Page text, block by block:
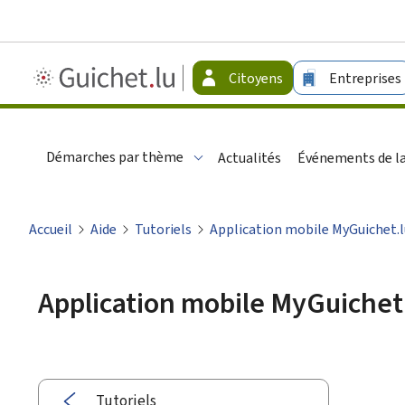
Guichet.lu
-
Citoyens Entreprises
Démarches par thème Actualités Événements de
Accueil Aide Tutoriels Application mobile
Application mobile
Tutoriels